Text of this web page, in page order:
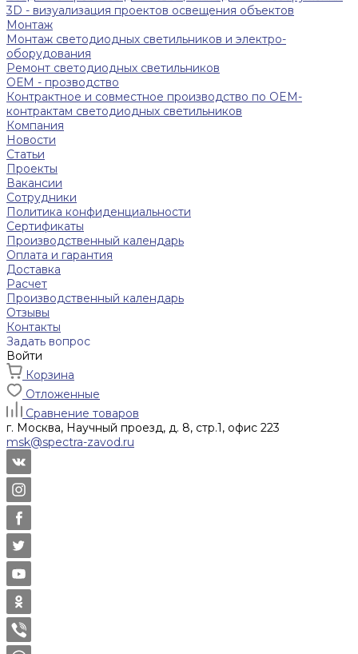
3D - визуализация проектов освещения объектов
Монтаж
Монтаж светодиодных светильников и электро-
оборудования
Ремонт светодиодных светильников
ОЕМ - прозводство
Контрактное и совместное производство по OEM-
контрактам светодиодных светильников
Компания
Новости
Статьи
Проекты
Вакансии
Сотрудники
Политика конфиденциальности
Сертификаты
Производственный календарь
Оплата и гарантия
Доставка
Расчет
Производственный календарь
Отзывы
Контакты
Задать вопрос
Войти
Корзина
Отложенные
Сравнение товаров
г. Москва, Научный проезд, д. 8, стр.1, офис 223
msk@spectra-zavod.ru